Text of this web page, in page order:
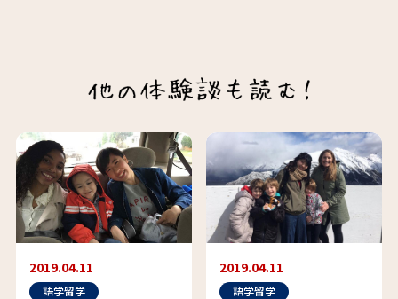
2019.04.11
語学留学
2019.04.11
語学留学